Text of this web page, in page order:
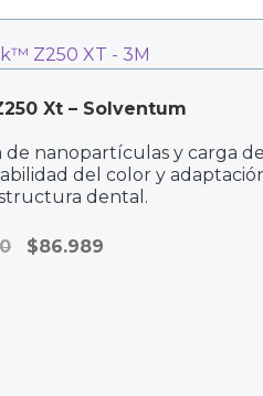
Xt – Solventum
nanopartículas y carga
del color y
dental.
El$86.989El